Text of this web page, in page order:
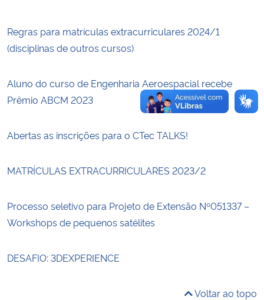
Gabinete de Segurança Institucional
Banco Central do Brasil
Regras para matrículas extracurriculares 2024/1
(disciplinas de outros cursos)
Aluno do curso de Engenharia Aeroespacial recebe
Prêmio ABCM 2023
Abertas as inscrições para o CTec TALKS!
MATRÍCULAS EXTRACURRICULARES 2023/2
Processo seletivo para Projeto de Extensão Nº051337 –
Workshops de pequenos satélites
DESAFIO: 3DEXPERIENCE
Voltar ao topo